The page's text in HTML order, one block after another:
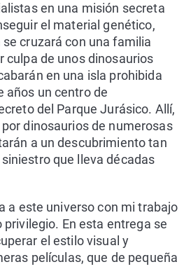
en una misión secreta
el material genético,
cruzará con una familia
culpa de unos dinosaurios
en una isla prohibida
años un centro de
del Parque Jurásico. Allí,
dinosaurios de numerosas
a un descubrimiento tan
que lleva décadas
a este universo con mi trabajo
En esta entrega se
el estilo visual y
películas, que de pequeña